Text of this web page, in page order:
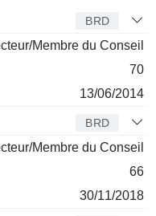
BRD
Membre du Conseil
70
13/06/2014
BRD
Membre du Conseil
66
30/11/2018